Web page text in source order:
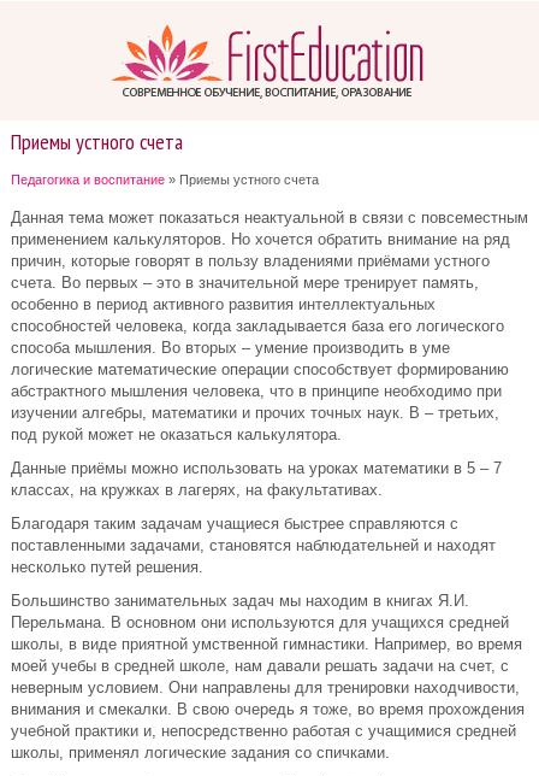
Приемы устного счета
Педагогика и воспитание » Приемы устного счета
Данная тема может показаться неактуальной в связи с повсеместным
применением калькуляторов. Но хочется обратить внимание на ряд
причин, которые говорят в пользу владениями приёмами устного
счета. Во первых – это в значительной мере тренирует память,
особенно в период активного развития интеллектуальных
способностей человека, когда закладывается база его логического
способа мышления. Во вторых – умение производить в уме
логические математические операции способствует формированию
абстрактного мышления человека, что в принципе необходимо при
изучении алгебры, математики и прочих точных наук. В – третьих,
под рукой может не оказаться калькулятора.
Данные приёмы можно использовать на уроках математики в 5 – 7
классах, на кружках в лагерях, на факультативах.
Благодаря таким задачам учащиеся быстрее справляются с
поставленными задачами, становятся наблюдательней и находят
несколько путей решения.
Большинство занимательных задач мы находим в книгах Я.И.
Перельмана. В основном они используются для учащихся средней
школы, в виде приятной умственной гимнастики. Например, во время
моей учебы в средней школе, нам давали решать задачи на счет, с
неверным условием. Они направлены для тренировки находчивости,
внимания и смекалки. В свою очередь я тоже, во время прохождения
учебной практики и, непосредственно работая с учащимися средней
школы, применял логические задания со спичками.